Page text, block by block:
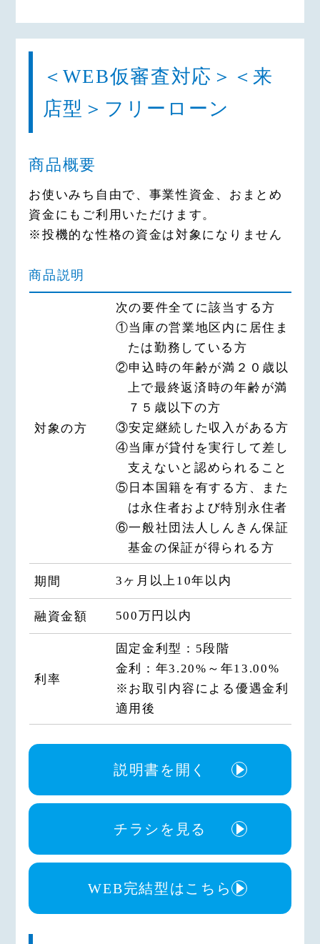
＜WEB仮審査対応＞＜来
店型＞フリーローン
商品概要
お使いみち自由で、事業性資金、おまとめ
資金にもご利用いただけます。
※投機的な性格の資金は対象になりません
商品説明
対象の方
次の要件全てに該当する方
①当庫の営業地区内に居住ま
たは勤務している方
②申込時の年齢が満２０歳以
上で最終返済時の年齢が満
７５歳以下の方
③安定継続した収入がある方
④当庫が貸付を実行して差し
支えないと認められること
⑤日本国籍を有する方、また
は永住者および特別永住者
⑥一般社団法人しんきん保証
基金の保証が得られる方
期間 3ヶ月以上10年以内
融資金額 500万円以内
利率
固定金利型：5段階
金利：年3.20%～年13.00%
※お取引内容による優遇金利
適用後
説明書を開く
チラシを見る
WEB完結型はこちら